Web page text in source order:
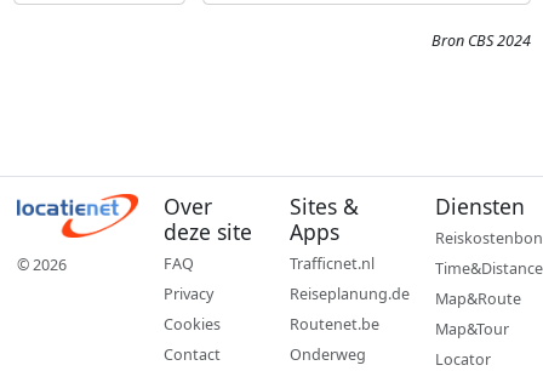
Bron CBS 2024
© 2026
Over
deze site
FAQ
Privacy
Cookies
Contact
Sites &
Apps
Trafficnet.nl
Reiseplanung.de
Routenet.be
Onderweg
Diensten
Reiskostenbon
Time&Distance
Map&Route
Map&Tour
Locator